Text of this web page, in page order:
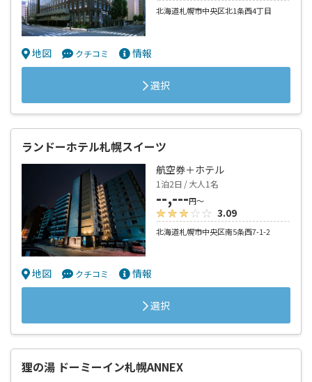
北海道札幌市中央区北1条西4丁目
地図 クチコミ 情報
選択
ランドーホテル札幌スイーツ
航空券＋ホテル
1泊2日 / 大人1名
--,---円～
3.09
北海道札幌市中央区南5条西7-1-2
地図 クチコミ 情報
選択
狸の湯 ドーミーイン札幌ANNEX